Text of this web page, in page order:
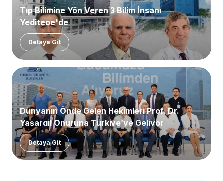
Tıp Bilimine Yön Veren 3 Bilim İnsanı
Yeditepe'de
Detaya Git
Dünyanın Önde Gelen Hekimleri Prof. Dr.
Yaşargil Onuruna Türkiye’ye Geliyor
Detaya Git